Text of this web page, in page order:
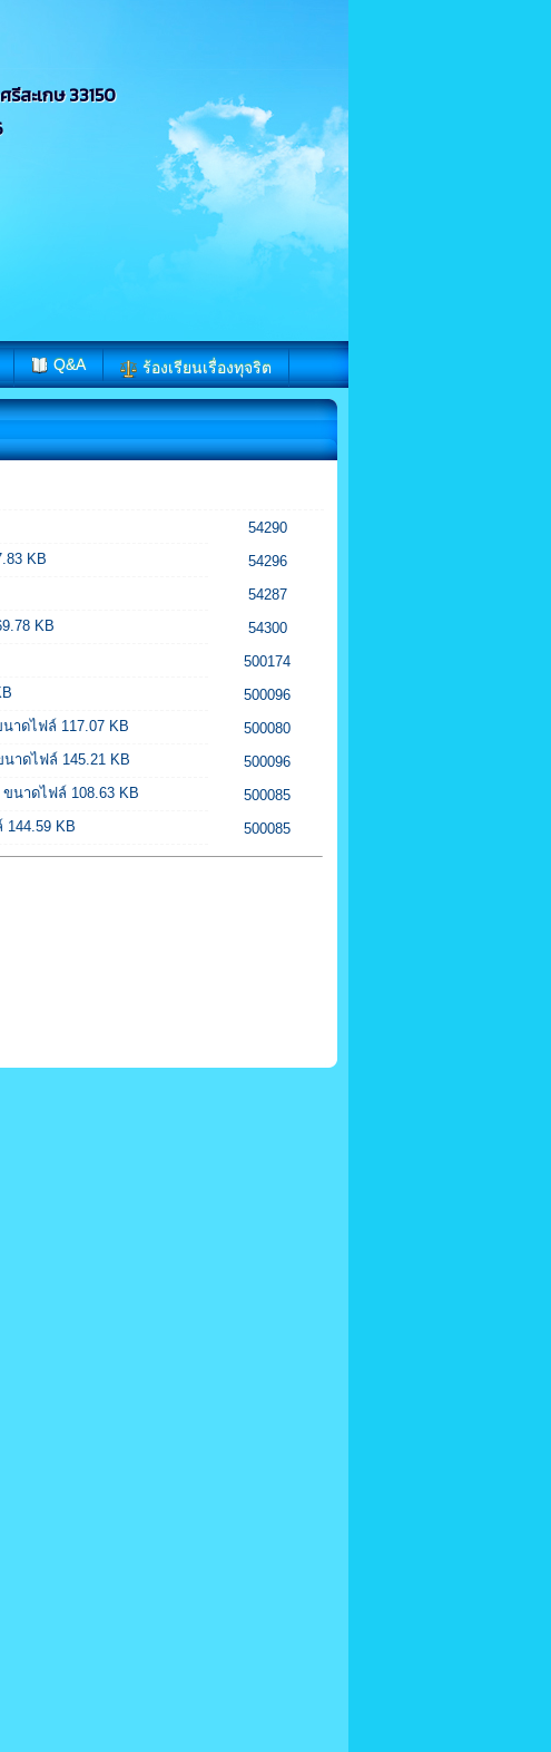
สะเกษ 33150
Q&A ร้องเรียนเรื่องทุจริต
54290
KB
54296
54287
KB
54300
500174
500096
าดไฟล์ 117.07 KB
500080
นาดไฟล์ 145.21 KB
500096
ขนาดไฟล์ 108.63 KB
500085
KB 500085